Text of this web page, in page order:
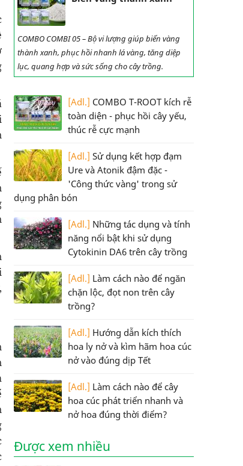
COMBO COMBI 05 – Bộ vi lượng giúp biến vàng
thành xanh, phục hồi nhanh lá vàng, tăng diệp
lục, quang hợp và sức sống cho cây trồng.
[Adl.] COMBO T-ROOT kích rễ
toàn diện - phục hồi cây yếu,
thúc rễ cực mạnh
[Adl.] Sử dụng kết hợp đạm
Ure và Atonik đậm đặc -
'Công thức vàng' trong sử
dụng phân bón
[Adl.] Những tác dụng và tính
năng nổi bật khi sử dụng
Cytokinin DA6 trên cây trồng
[Adl.] Làm cách nào để ngăn
chặn lộc, đọt non trên cây
trồng?
[Adl.] Hướng dẫn kích thích
hoa ly nở và kìm hãm hoa cúc
nở vào đúng dịp Tết
[Adl.] Làm cách nào để cây
hoa cúc phát triển nhanh và
nở hoa đúng thời điểm?
Được xem nhiều